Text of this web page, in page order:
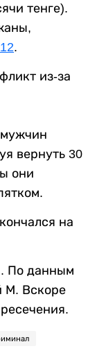
тенге).
.
из-за
вернуть 30
они
на
По данным
М. Вскоре